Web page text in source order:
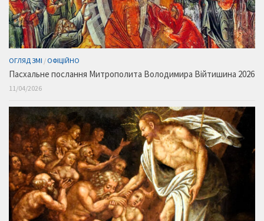
ОГЛЯД ЗМІ / ОФІЦІЙНО
Пасхальне послання Митрополита Володимира Війтишина 2026
11/04/2026